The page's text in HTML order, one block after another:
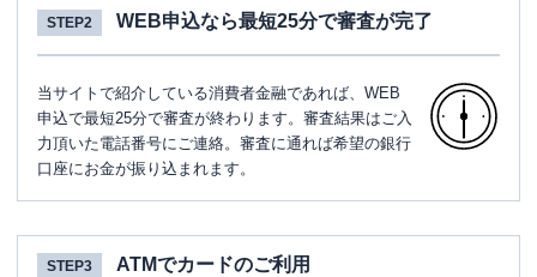
STEP2 WEB申込なら最短25分で審査が完了
当サイトで紹介している消費者金融であれば、WEB
申込で最短25分で審査が終わります。審査結果はご入
力頂いた電話番号にご連絡。審査に通れば希望の銀行
口座にお金が振り込まれます。
STEP3 ATMでカードのご利用